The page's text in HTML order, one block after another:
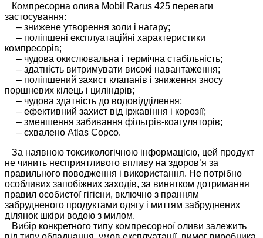
Компресорна олива Mobil Rarus 425 переваги
застосування:
– знижене утворення золи і нагару;
– поліпшені експлуатаційні характеристики
компресорів;
– чудова окислювальна і термічна стабільність;
– здатність витримувати високі навантаження;
– поліпшений захист клапанів і зниження зносу
поршневих кілець і циліндрів;
– чудова здатність до водовідділення;
– ефективний захист від іржавіння і корозії;
– зменшення забивання фільтрів-коагуляторів;
– схвалено Atlas Copco.
За наявною токсикологічною інформацією, цей продукт
не чинить несприятливого впливу на здоров’я за
правильного поводження і використання. Не потрібно
особливих запобіжних заходів, за винятком дотримання
правил особистої гігієни, включно з пранням
забрудненого продуктами одягу і миттям забруднених
ділянок шкіри водою з милом.
Вибір конкретного типу компресорної оливи залежить